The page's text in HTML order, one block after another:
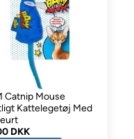
Catnip Mouse
Kattelegetøj Med
DKK